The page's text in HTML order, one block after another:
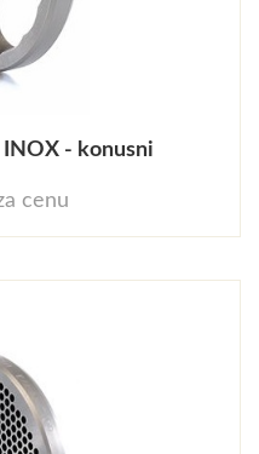
INOX - konusni
cenu